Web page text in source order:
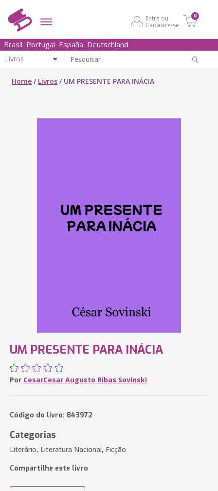
Entre ou
Cadastre-se
0
Brasil Portugal España Deutschland
Home / Livros / UM PRESENTE PARA INÁCIA
UM PRESENTE PARA INÁCIA
Por CesarCesar Augusto Ribas Sovinski
Código do livro: 843972
Categorias
Literário, Literatura Nacional, Ficção
Compartilhe este livro